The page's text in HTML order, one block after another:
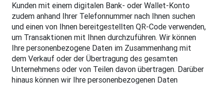
Kunden mit einem digitalen Bank- oder Wallet-Konto
zudem anhand Ihrer Telefonnummer nach Ihnen suchen
und einen von Ihnen bereitgestellten QR-Code verwenden,
um Transaktionen mit Ihnen durchzuführen. Wir können
Ihre personenbezogene Daten im Zusammenhang mit
dem Verkauf oder der Übertragung des gesamten
Unternehmens oder von Teilen davon übertragen. Darüber
hinaus können wir Ihre personenbezogenen Daten